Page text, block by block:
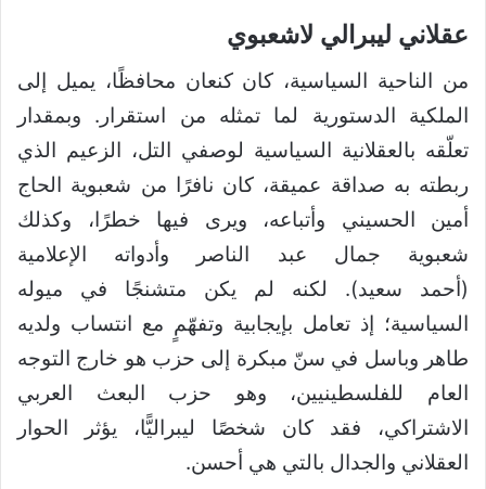
عقلاني ليبرالي لاشعبوي
من الناحية السياسية، كان كنعان محافظًا، يميل إلى
الملكية الدستورية لما تمثله من استقرار. وبمقدار
تعلّقه بالعقلانية السياسية لوصفي التل، الزعيم الذي
ربطته به صداقة عميقة، كان نافرًا من شعبوية الحاج
أمين الحسيني وأتباعه، ويرى فيها خطرًا، وكذلك
شعبوية جمال عبد الناصر وأدواته الإعلامية
(أحمد سعيد). لكنه لم يكن متشنجًا في ميوله
السياسية؛ إذ تعامل بإيجابية وتفهّمٍ مع انتساب ولديه
طاهر وباسل في سنّ مبكرة إلى حزب هو خارج التوجه
العام للفلسطينيين، وهو حزب البعث العربي
الاشتراكي، فقد كان شخصًا ليبراليًّا، يؤثر الحوار
العقلاني والجدال بالتي هي أحسن.